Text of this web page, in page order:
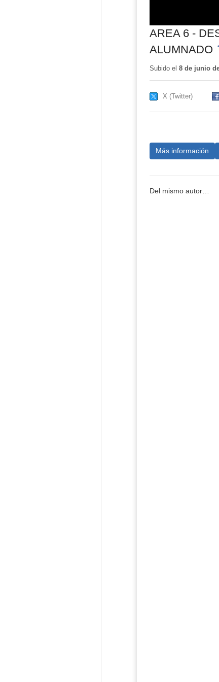
AREA 6 -
ALUMNADO
-
Subido el 8 de junio
X (Twitter)
Más información
Del mismo autor…